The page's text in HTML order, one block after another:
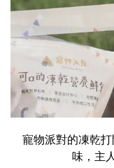
寵物派對的凍乾
味，主